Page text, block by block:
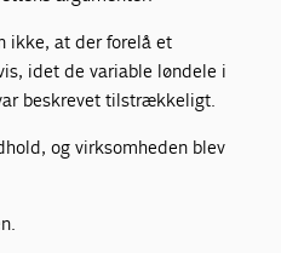
ikke, at der forelå et
idet de variable løndele i
beskrevet tilstrækkeligt.
og virksomheden blev